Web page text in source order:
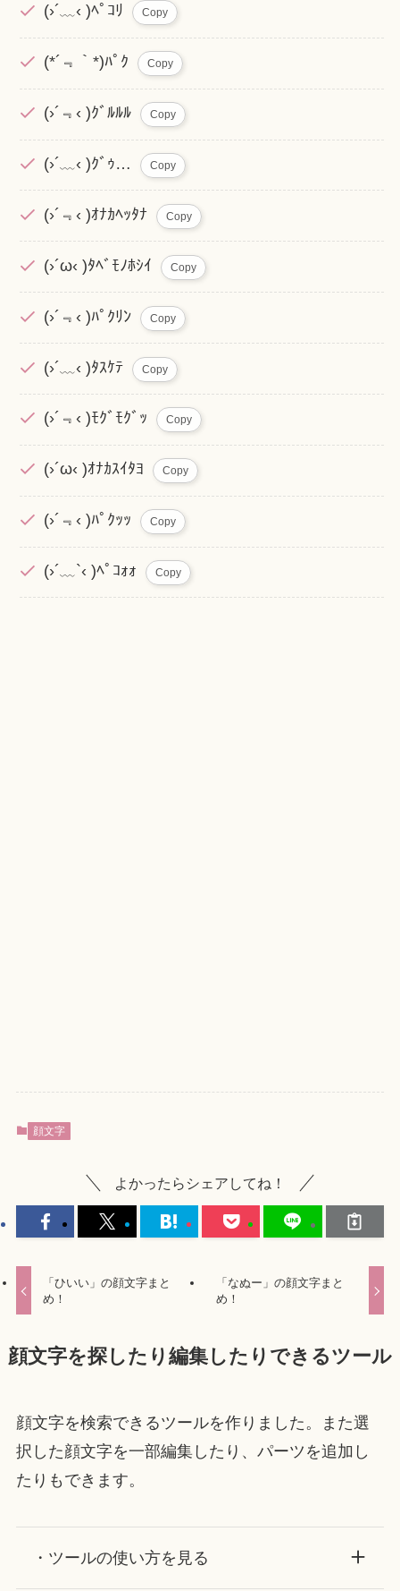
(›´﹏‹ )ﾍﾟｺﾘ Copy
(*´﹃｀*)ﾊﾟｸ Copy
(›´﹃‹ )ｸﾞﾙﾙﾙ Copy
(›´﹏‹ )ｸﾞｩ… Copy
(›´﹃‹ )ｵﾅｶﾍｯﾀﾅ Copy
(›´ω‹ )ﾀﾍﾞﾓﾉﾎｼｲ Copy
(›´﹃‹ )ﾊﾟｸﾘﾝ Copy
(›´﹏‹ )ﾀｽｹﾃ Copy
(›´﹃‹ )ﾓｸﾞﾓｸﾞｯ Copy
(›´ω‹ )ｵﾅｶｽｲﾀﾖ Copy
(›´﹃‹ )ﾊﾟｸｯｯ Copy
(›´﹏`‹ )ﾍﾟｺｫｫ Copy
顔文字
よかったらシェアしてね！
「ひいい」の顔文字まと
め！
「なぬー」の顔文字まと
め！
顔文字を探したり編集したりできるツール
顔文字を検索できるツールを作りました。また選
択した顔文字を一部編集したり、パーツを追加し
たりもできます。
・ツールの使い方を見る